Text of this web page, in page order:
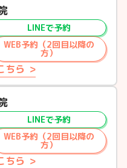
LINEで予約
WEB予約（2回目以降の
方）
ちら
LINEで予約
WEB予約（2回目以降の
方）
ちら